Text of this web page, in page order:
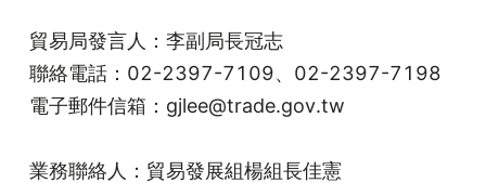
貿易局發言人：李副局長冠志
聯絡電話：02-2397-7109、02-2397-7198
電子郵件信箱：gjlee@trade.gov.tw
業務聯絡人：貿易發展組楊組長佳憲